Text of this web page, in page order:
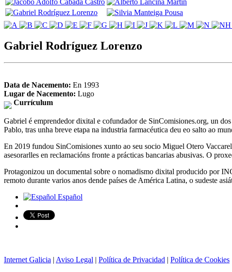
Gabriel Rodríguez Lorenzo
Data de Nacemento: En 1993
Lugar de Nacemento: Lugo
Currículum
Gabriel é emprendedor dixital e cofundador de SinComisiones.org, un
Pablo, tras unha breve etapa na industria farmacéutica deu eo salto ao
En 2019 fundou SinComisiones xunto ao seu socio Miguel Otero
asesorarlles en reclamacións fronte a prácticas bancarias abusivas. O
Protagonizou un documental sobre o nomadismo dixital producido por
remoto durante varios anos dende países de América Latina, o sudeste
Español
Internet Galicia | Aviso Legal | Política de Privacidad | Política de Cookies